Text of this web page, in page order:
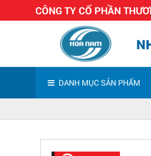
CÔNG TY CỔ PHẦN
DANH MỤC SẢN PHẨM